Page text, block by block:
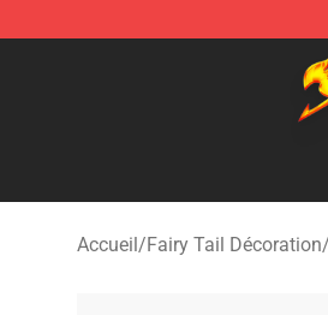
Fairy Tail Store - Official
Accueil/Fairy Tail Décoration/